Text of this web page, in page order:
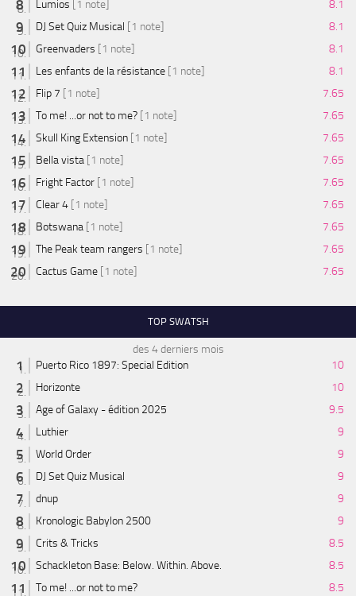
Lumios [1 note]
8.1
DJ Set Quiz Musical [1 note]
8.1
Greenvaders [1 note]
8.1
Les enfants de la résistance [1 note]
8.1
Flip 7 [1 note]
7.65
To me! ...or not to me? [1 note]
7.65
Skull King Extension [1 note]
7.65
Bella vista [1 note]
7.65
Fright Factor [1 note]
7.65
Clear 4 [1 note]
7.65
Botswana [1 note]
7.65
The Peak team rangers [1 note]
7.65
Cactus Game [1 note] 7.65
TOP SWATSH
des 4 derniers mois
Puerto Rico 1897: Special Edition
10
Horizonte
10
Age of Galaxy - édition 2025
9.5
Luthier
9
World Order
9
DJ Set Quiz Musical
9
dnup
9
Kronologic Babylon 2500
9
Crits & Tricks
8.5
Schackleton Base: Below. Within. Above.
8.5
To me! ...or not to me?
8.5